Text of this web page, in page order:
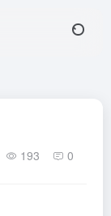
193 0